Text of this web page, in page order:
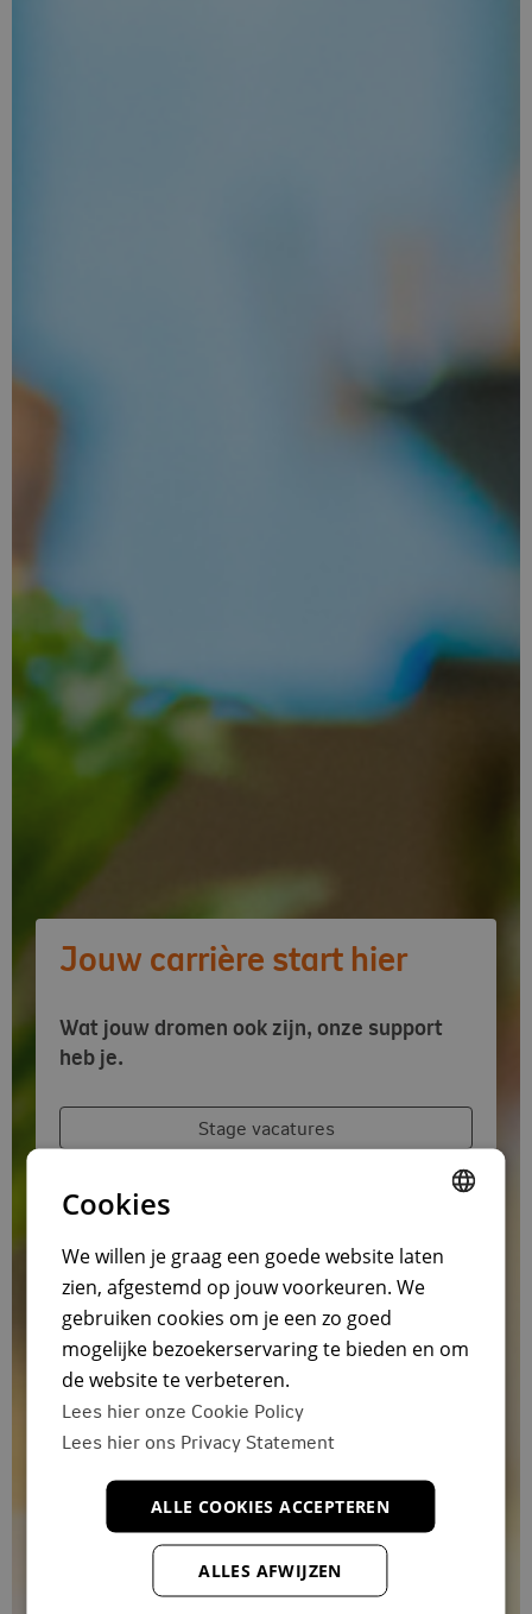
Jouw carrière start hier
Wat jouw dromen ook zijn, onze support
heb je.
Stage vacatures
ENGLISH
Cookies
We willen je graag een goede website laten
zien, afgestemd op jouw voorkeuren. We
gebruiken cookies om je een zo goed
mogelijke bezoekerservaring te bieden en om
de website te verbeteren.
Lees hier onze Cookie Policy
Lees hier ons Privacy Statement
ALLE COOKIES ACCEPTEREN
ALLES AFWIJZEN